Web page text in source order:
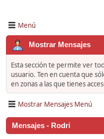
Menú
Mostrar Mensajes
Esta sección te permite ver
usuario. Ten en cuenta que
en zonas a las que tienes
Mostrar Mensajes Menú
Mensajes - Rodri